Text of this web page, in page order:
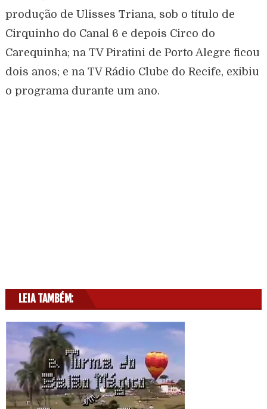
produção de Ulisses Triana, sob o título de
Cirquinho do Canal 6 e depois Circo do
Carequinha; na TV Piratini de Porto Alegre ficou
dois anos; e na TV Rádio Clube do Recife, exibiu
o programa durante um ano.
LEIA TAMBÉM: